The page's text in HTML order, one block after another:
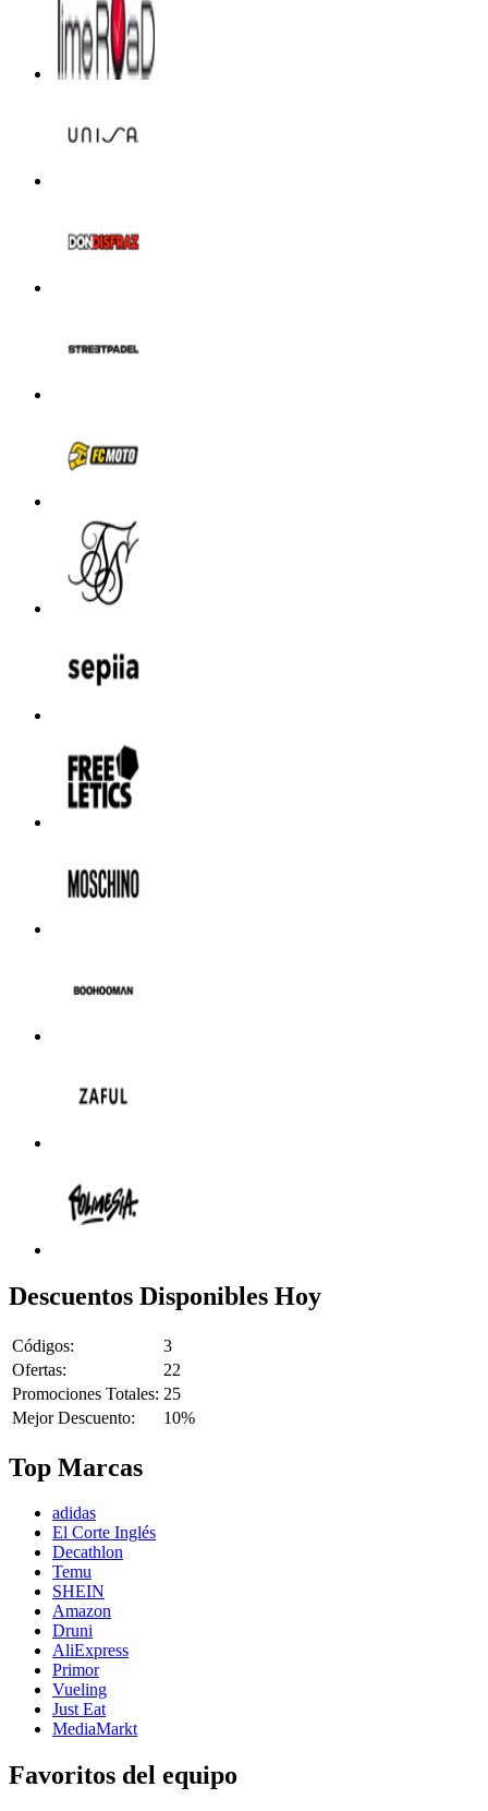
Descuentos Disponibles Hoy
Códigos:
3
Ofertas:
22
Promociones Totales: 25
Mejor Descuento:
10%
Top Marcas
adidas
El Corte Inglés
Decathlon
Temu
SHEIN
Amazon
Druni
AliExpress
Primor
Vueling
Just Eat
MediaMarkt
Favoritos del equipo